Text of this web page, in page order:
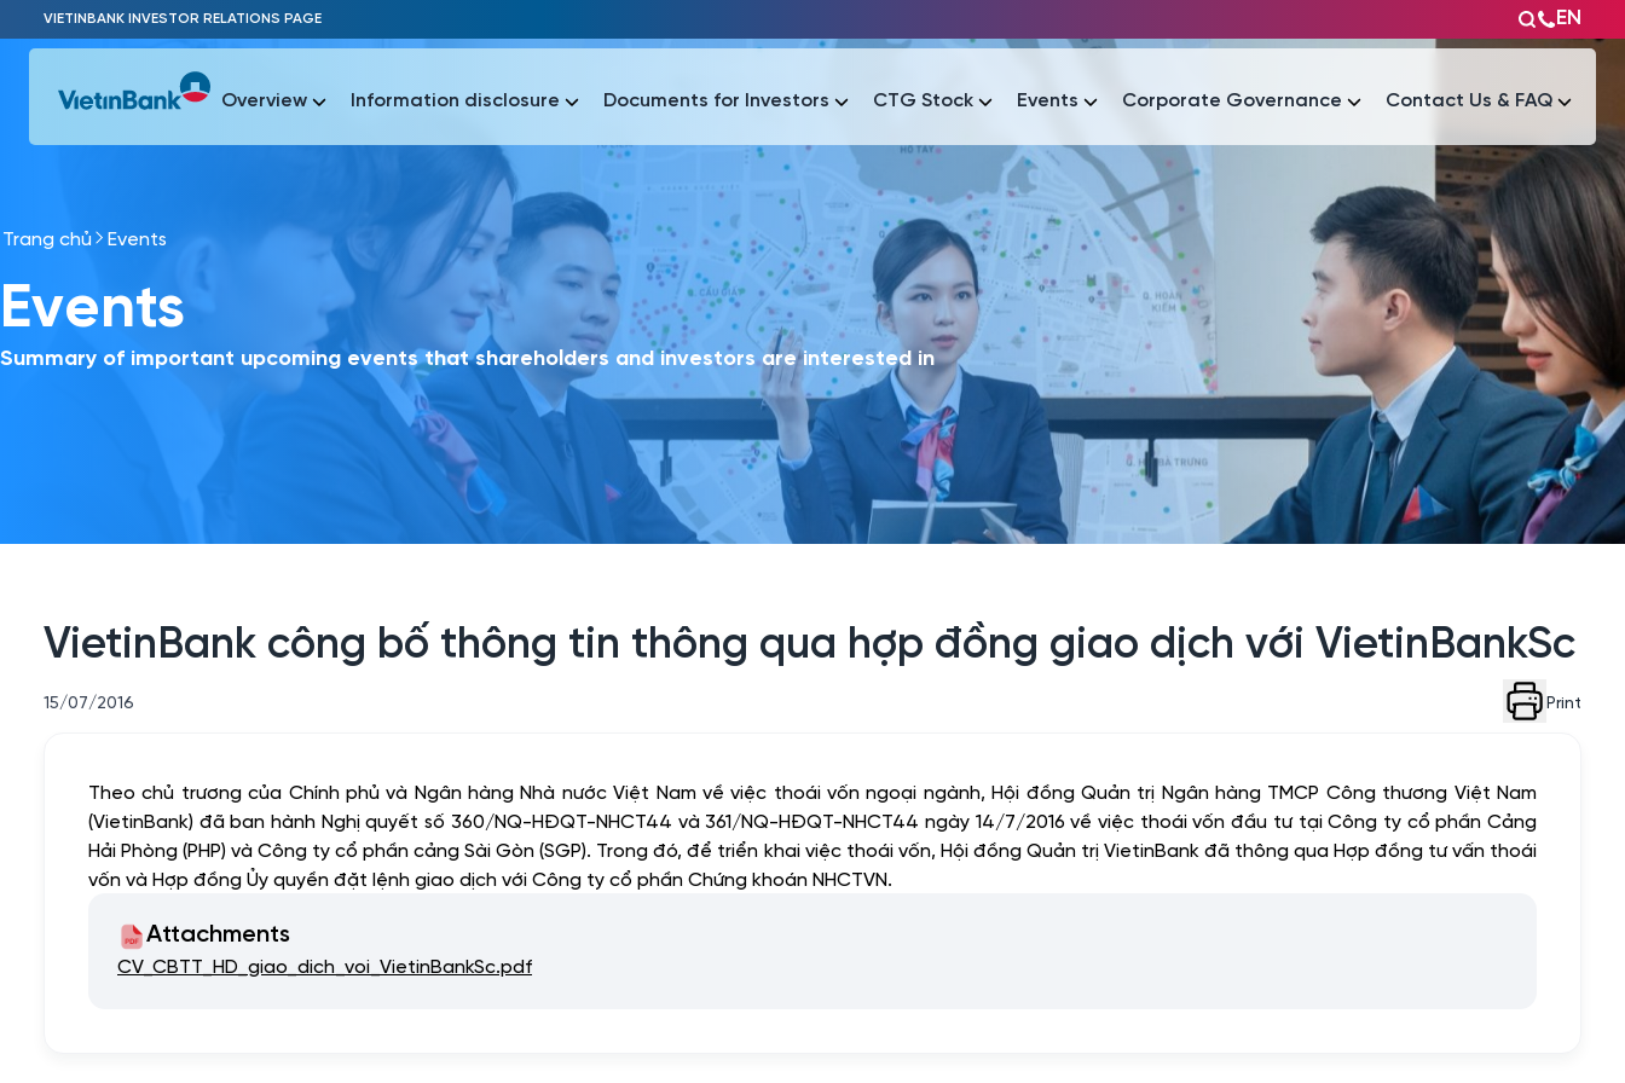
Skip to Main Content
VIETINBANK INVESTOR RELATIONS PAGE EN
Most Popular
Báo cáo tài chính Thông tin giao dịch Công bố thông tin Sự kiện
Overview Information disclosure Documents for Investors CTG Stock Events Corporate Governance Contact Us & FAQ
Most Popular
Thông tin giao dịch Công bố thông tin Tài liệu
Trang chủ Events
Events
Summary of important upcoming events that shareholders and investors are interested in
VietinBank công bố thông tin thông qua hợp đồng giao dịch với VietinBankSc
15/07/2016 Print
Theo chủ trương của Chính phủ và Ngân hàng Nhà nước Việt Nam về việc thoái vốn ngoại ngành, Hội đồng Quản trị Ngân hàng TMCP Công thương Việt Nam
(VietinBank) đã ban hành Nghị quyết số 360/NQ-HĐQT-NHCT44 và 361/NQ-HĐQT-NHCT44 ngày 14/7/2016 về việc thoái vốn đầu tư tại Công ty cổ phần Cảng
Hải Phòng (PHP) và Công ty cổ phần cảng Sài Gòn (SGP). Trong đó, để triển khai việc thoái vốn, Hội đồng Quản trị VietinBank đã thông qua Hợp đồng tư vấn thoái
vốn và Hợp đồng Ủy quyền đặt lệnh giao dịch với Công ty cổ phần Chứng khoán NHCTVN.
Attachments
CV_CBTT_HD_giao_dich_voi_VietinBankSc.pdf